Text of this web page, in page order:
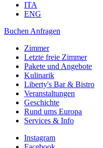
ITA
ENG
Buchen Anfragen
Zimmer
Letzte freie Zimmer
Pakete und Angebote
Kulinarik
Liberty's Bar & Bistro
Veranstaltungen
Geschichte
Rund ums Europa
Services & Info
Instagram